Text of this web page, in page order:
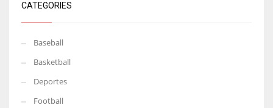
CATEGORIES
Baseball
Basketball
Deportes
Football